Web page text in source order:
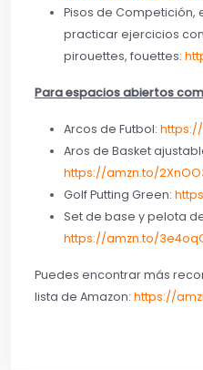
Pisos de
practicar ejercicios
pirouettes, fouettes:
Para espacios abiertos
Arcos de Futbol: https://
Aros de Basket
https://amzn.to/
Golf Putting Green:
Set de base y pelota
https://amzn.to/
Puedes encontrar más
lista de Amazon: https://